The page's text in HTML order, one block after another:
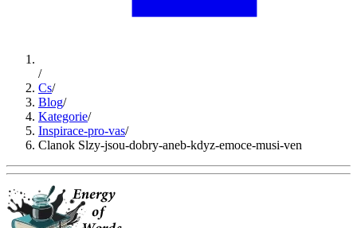
/
Cs/
Blog/
Kategorie/
Inspirace-pro-vas/
Clanok Slzy-jsou-dobry-aneb-kdyz-emoce-musi-ven